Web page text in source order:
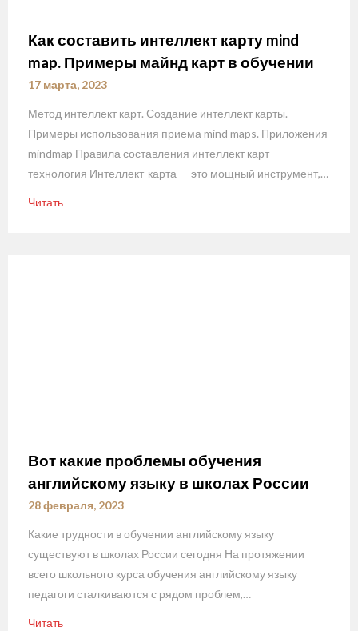
Как составить интеллект карту mind
map. Примеры майнд карт в обучении
17 марта, 2023
Метод интеллект карт. Создание интеллект карты.
Примеры использования приема mind maps. Приложения
mindmap Правила составления интеллект карт —
технология Интеллект-карта — это мощный инструмент,…
Читать
Вот какие проблемы обучения
английскому языку в школах России
28 февраля, 2023
Какие трудности в обучении английскому языку
существуют в школах России сегодня На протяжении
всего школьного курса обучения английскому языку
педагоги сталкиваются с рядом проблем,…
Читать